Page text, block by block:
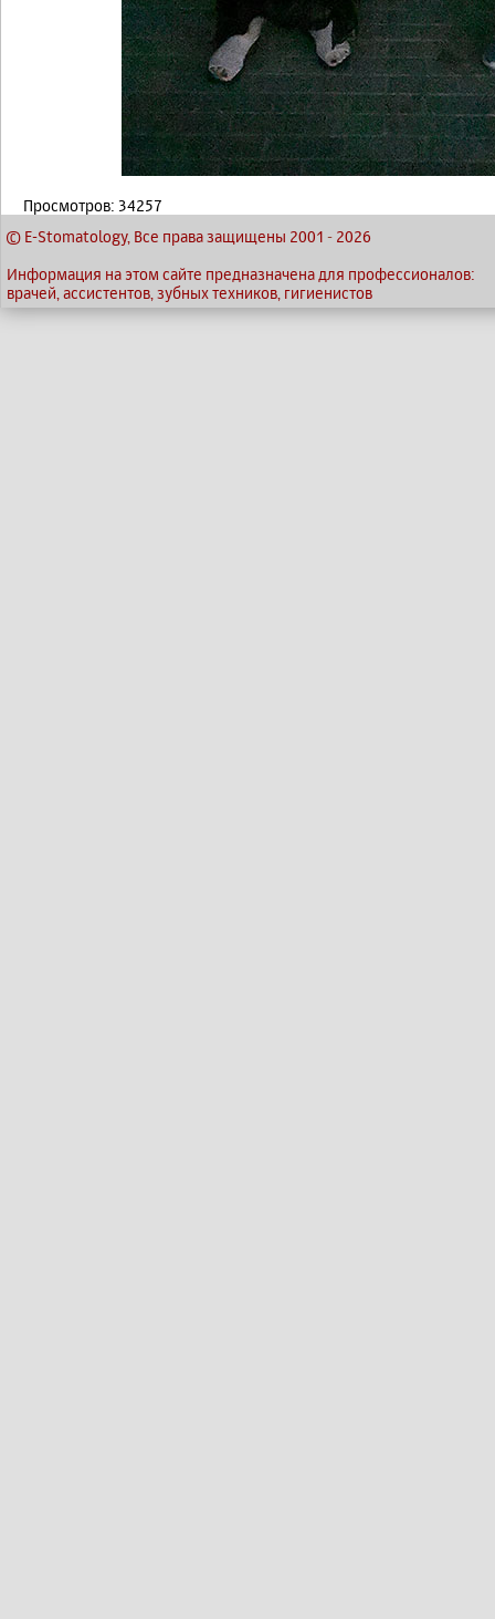
Просмотров: 34257
© E-Stomatology, Все права защищены 2001 - 2026
Информация на этом сайте предназначена для профессионалов:
врачей, ассистентов, зубных техников, гигиенистов